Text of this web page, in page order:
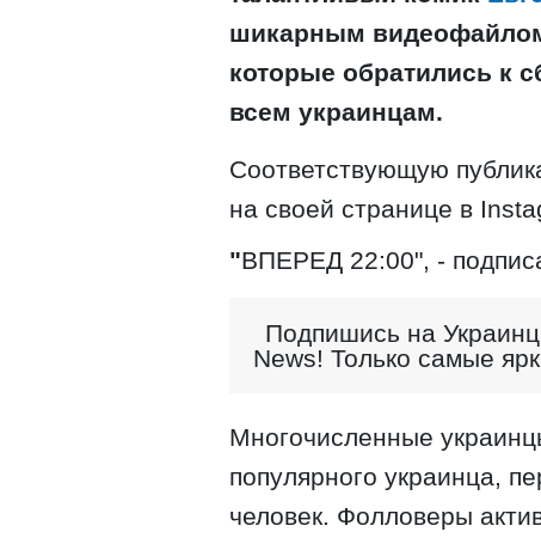
шикарным
которые обратились к
всем украинцам.
Соответствующую
на своей странице в
"ВПЕРЕД 22:00", -
Подпишись на
News! Только самые
Многочисленные
популярного украинца,
человек. Фолловеры